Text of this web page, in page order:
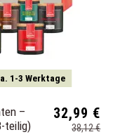
1-3 Werktage
–
teilig)
32,99 €
38,12 €